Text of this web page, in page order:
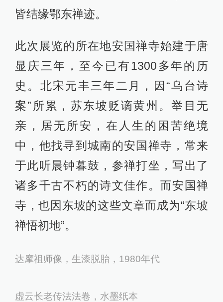
皆结缘鄂东禅迹。
此次展览的所在地安国禅寺始建于唐
显庆三年，至今已有1300多年的历
史。北宋元丰三年二月，因“乌台诗
案”所累，苏东坡贬谪黄州。举目无
亲，居无所安，在人生的困苦绝境
中，他找寻到城南的安国禅寺，常来
于此听晨钟暮鼓，参禅打坐，写出了
诸多千古不朽的诗文佳作。而安国禅
寺，也因东坡的这些文章而成为“东坡
禅悟初地”。
达摩祖师像，生漆脱胎，1980年代
虚云长老传法法卷，水墨纸本